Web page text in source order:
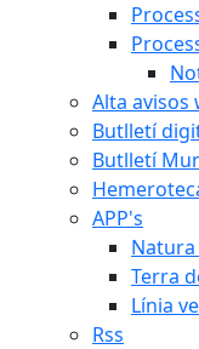
Alta avisos
Butlletí
Butlletí
APP's
Natura
Terra
Línia
Rss